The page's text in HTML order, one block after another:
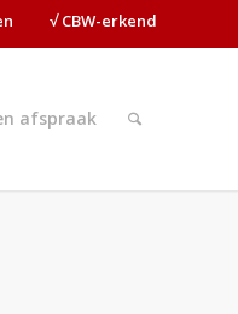
CBW-erkend
afspraak